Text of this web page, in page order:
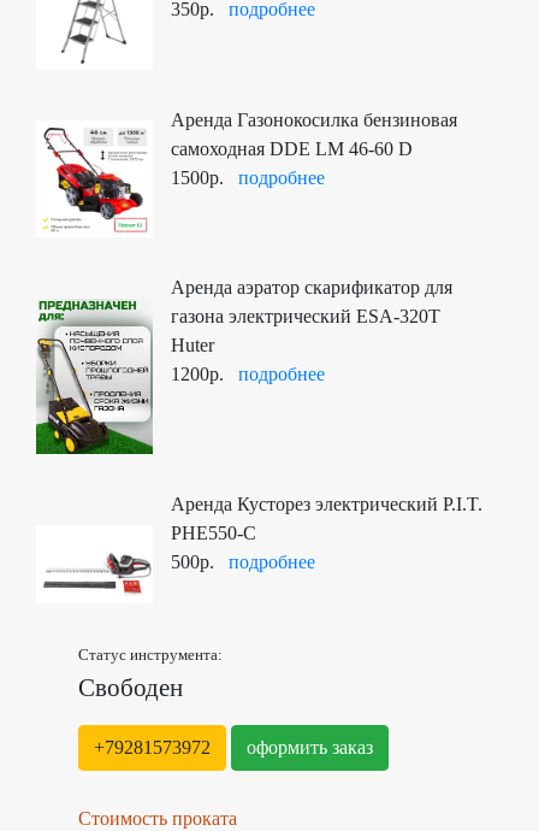
350р. подробнее
Аренда Газонокосилка бензиновая
самоходная DDE LM 46-60 D
1500р. подробнее
Аренда аэратор скарификатор для
газона электрический ESA-320Т
Huter
1200р. подробнее
Аренда Кусторез электрический P.I.T.
PHE550-C
500р. подробнее
Статус инструмента:
Свободен
+79281573972 оформить заказ
Стоимость проката